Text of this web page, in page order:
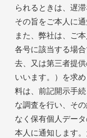
られるときは、遅
その旨をご本人に通
また、弊社は、ご
各号に該当する場
去、又は第三者提
いいます。）を求
料は、前記開示手
な調査を行い、そ
なく保有個人デー
本人に通知します